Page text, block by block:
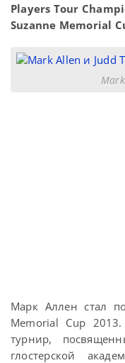
Players Tour
Suzanne Memorial
Марк Аллен стал
Memorial Cup
турнир,
глостерской